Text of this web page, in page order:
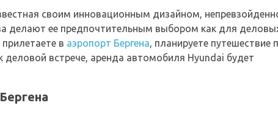
своим инновационным дизайном,
делают ее предпочтительным выбором как для
в аэропорт Бергена, планируете путешествие
встрече, аренда автомобиля Hyundai будет